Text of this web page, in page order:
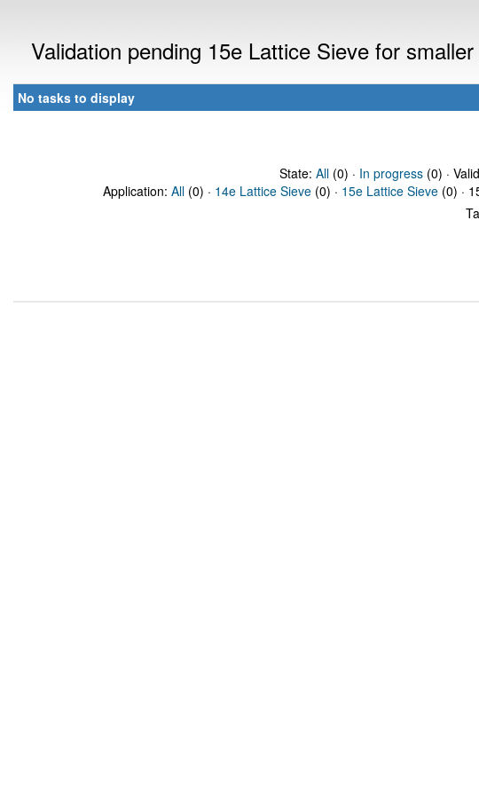
Validation pending 15e Lattice Sieve for
No tasks to display
State: All(0) · In progress(0) ·
Application: All (0) · 14e Lattice Sieve (0) · 15e Lattice Sieve (0) ·